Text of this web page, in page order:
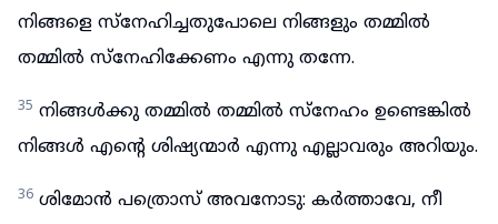
നിങ്ങളെ സ്നേഹിച്ചതുപോലെ നിങ്ങളും തമ്മിൽ
തമ്മിൽ സ്നേഹിക്കേണം എന്നു തന്നേ.
35 നിങ്ങൾക്കു തമ്മിൽ തമ്മിൽ സ്നേഹം ഉണ്ടെങ്കിൽ
നിങ്ങൾ എന്റെ ശിഷ്യന്മാർ എന്നു എല്ലാവരും അറിയും.
36 ശിമോൻ പത്രൊസ് അവനോടു: കർത്താവേ, നീ